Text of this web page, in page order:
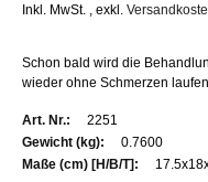
Inkl. MwSt. exkl.
Schon bald wird die
wieder ohne Schmerzen
Weitere
Informationen
2251
0.7600